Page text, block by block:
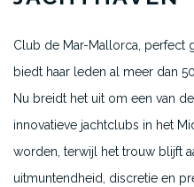
Club de Mar-Mallorca, perfect
biedt haar leden al meer dan
Nu breidt het uit om een van
innovatieve jachtclubs in het
worden, terwijl het trouw blijft
uitmuntendheid, discretie en